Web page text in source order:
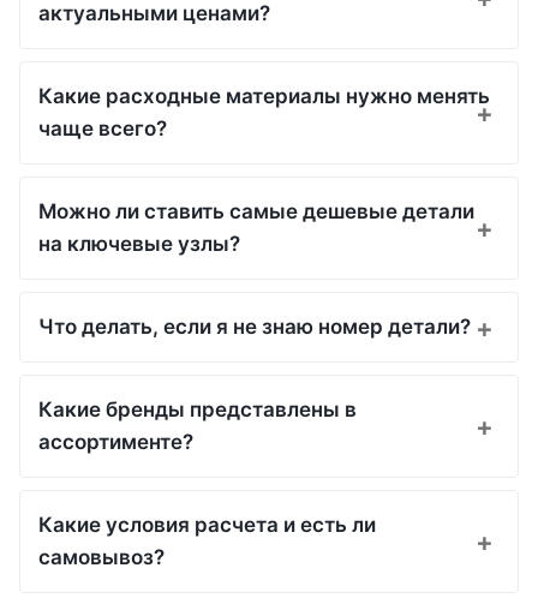
актуальными ценами?
Какие расходные материалы нужно менять
чаще всего?
Можно ли ставить самые дешевые детали
на ключевые узлы?
Что делать, если я не знаю номер детали?
Какие бренды представлены в
ассортименте?
Какие условия расчета и есть ли
самовывоз?